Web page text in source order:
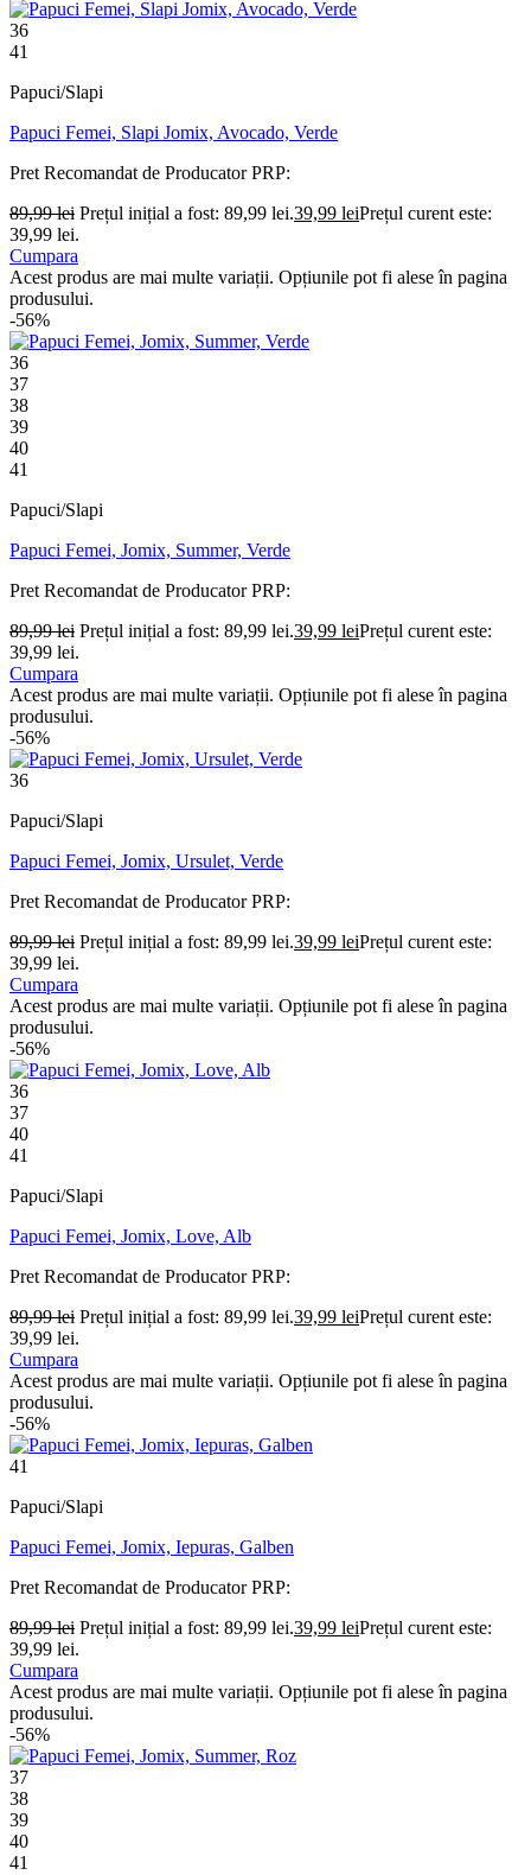
36
41
Papuci/Slapi
Papuci Femei, Slapi Jomix, Avocado, Verde
Pret Recomandat de ProducatorPRP:
89,99lei Prețul inițial a fost: 89,99 lei.39,99 leiPrețul curent este:
39,99 lei.
Cumpara
Acest produs are mai multe variații. Opțiunile pot fi alese în pagina
produsului.
-56%
36
37
38
39
40
41
Papuci/Slapi
Papuci Femei, Jomix, Summer, Verde
Pret Recomandat de ProducatorPRP:
89,99lei Prețul inițial a fost: 89,99 lei.39,99 leiPrețul curent este:
39,99 lei.
Cumpara
Acest produs are mai multe variații. Opțiunile pot fi alese în pagina
produsului.
-56%
36
Papuci/Slapi
Papuci Femei, Jomix, Ursulet, Verde
Pret Recomandat de ProducatorPRP:
89,99lei Prețul inițial a fost: 89,99 lei.39,99 leiPrețul curent este:
39,99 lei.
Cumpara
Acest produs are mai multe variații. Opțiunile pot fi alese în pagina
produsului.
-56%
36
37
40
41
Papuci/Slapi
Papuci Femei, Jomix, Love, Alb
Pret Recomandat de ProducatorPRP:
89,99lei Prețul inițial a fost: 89,99 lei.39,99 leiPrețul curent este:
39,99 lei.
Cumpara
Acest produs are mai multe variații. Opțiunile pot fi alese în pagina
produsului.
-56%
41
Papuci/Slapi
Papuci Femei, Jomix, Iepuras, Galben
Pret Recomandat de ProducatorPRP:
89,99lei Prețul inițial a fost: 89,99 lei.39,99 leiPrețul curent este:
39,99 lei.
Cumpara
Acest produs are mai multe variații. Opțiunile pot fi alese în pagina
produsului.
-56%
37
38
39
40
41